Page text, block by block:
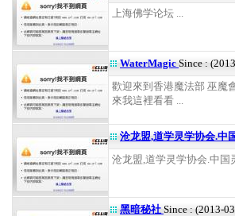
上海佛学论坛 ...
WaterMagic Since :
歡迎來到香港魔法部 巫魔
來我這裡看看 ...
沧龙盟,道学灵学协会.中
沧龙盟,道学灵学协会.中国
黑暗秘社Since : (2013-